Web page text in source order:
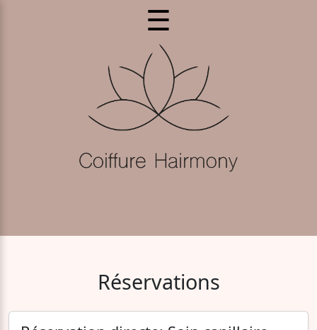
☰
Réservations